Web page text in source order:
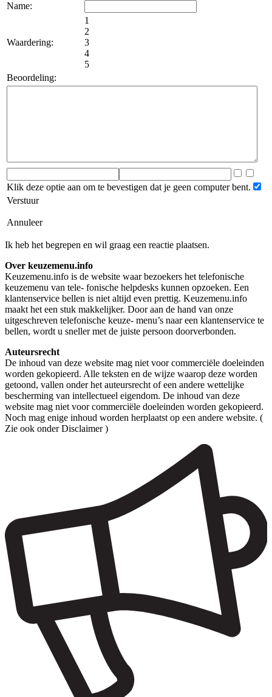
Name:
Waardering:
1
2
3
4
5
Beoordeling:
Klik deze optie aan om te bevestigen dat je geen computer bent.
Verstuur
Annuleer
Ik heb het begrepen en wil graag een reactie plaatsen.
Over keuzemenu.info
Keuzemenu.info is de website waar bezoekers het telefonische
keuzemenu van tele- fonische helpdesks kunnen opzoeken. Een
klantenservice bellen is niet altijd even prettig. Keuzemenu.info
maakt het een stuk makkelijker. Door aan de hand van onze
uitgeschreven telefonische keuze- menu’s naar een klantenservice te
bellen, wordt u sneller met de juiste persoon doorverbonden.
Auteursrecht
De inhoud van deze website mag niet voor commerciële doeleinden
worden gekopieerd. Alle teksten en de wijze waarop deze worden
getoond, vallen onder het auteursrecht of een andere wettelijke
bescherming van intellectueel eigendom. De inhoud van deze
website mag niet voor commerciële doeleinden worden gekopieerd.
Noch mag enige inhoud worden herplaatst op een andere website. (
Zie ook onder Disclaimer )